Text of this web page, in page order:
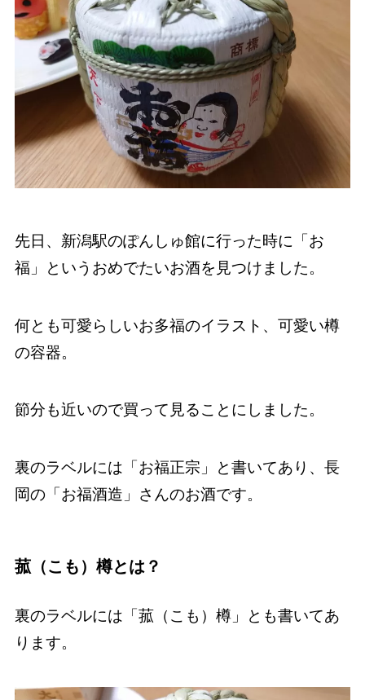
先日、新潟駅のぽんしゅ館に行った時に「お
福」というおめでたいお酒を見つけました。
何とも可愛らしいお多福のイラスト、可愛い樽
の容器。
節分も近いので買って見ることにしました。
裏のラベルには「お福正宗」と書いてあり、長
岡の「お福酒造」さんのお酒です。
菰（こも）樽とは？
裏のラベルには「菰（こも）樽」とも書いてあ
ります。